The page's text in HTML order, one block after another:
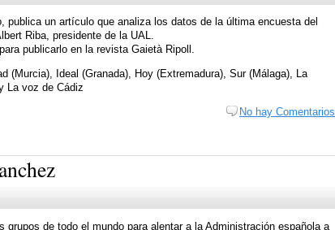
un artículo que analiza los datos de la última encuesta del
Riba, presidente de la UAL.
publicarlo en la revista Gaietà Ripoll.
(Murcia), Ideal (Granada), Hoy (Extremadura), Sur (Málaga), La
La voz de Cádiz
No hay Comentarios
de todo el mundo para alentar a la Administración española a